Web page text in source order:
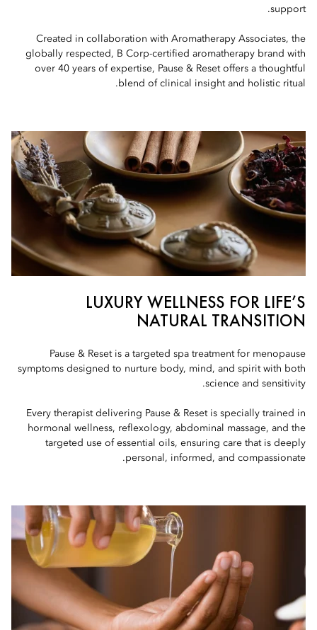
support.
Created in collaboration with Aromatherapy Associates, the
globally respected, B Corp-certified aromatherapy brand with
over 40 years of expertise, Pause & Reset offers a thoughtful
blend of clinical insight and holistic ritual.
LUXURY WELLNESS FOR LIFE’S
NATURAL TRANSITION
Pause & Reset is a targeted spa treatment for menopause
symptoms designed to nurture body, mind, and spirit with both
science and sensitivity.
Every therapist delivering Pause & Reset is specially trained in
hormonal wellness, reflexology, abdominal massage, and the
targeted use of essential oils, ensuring care that is deeply
personal, informed, and compassionate.